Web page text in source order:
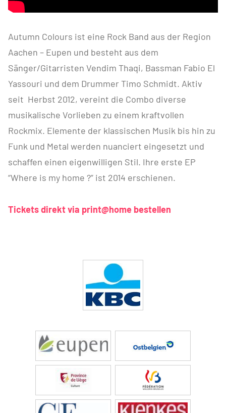
Autumn Colours ist eine Rock Band aus der Region
Aachen – Eupen und besteht aus dem
Sänger/Gitarristen Vendim Thaqi, Bassman Fabio El
Yassouri und dem Drummer Timo Schmidt. Aktiv
seit Herbst 2012, vereint die Combo diverse
musikalische Vorlieben zu einem kraftvollen
Rockmix. Elemente der klassischen Musik bis hin zu
Funk und Metal werden nuanciert eingesetzt und
schaffen einen eigenwilligen Stil. Ihre erste EP
“Where is my home ?” ist 2014 erschienen.
Tickets direkt via print@home bestellen